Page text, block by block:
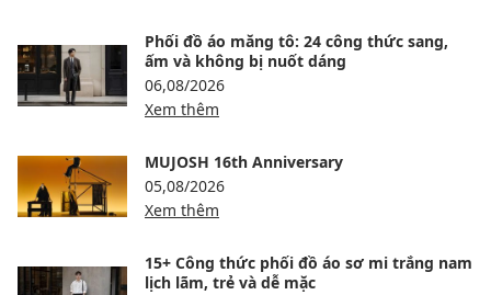
Phối đồ áo măng tô: 24 công thức sang,
ấm và không bị nuốt dáng
06,08/2026
Xem thêm
MUJOSH 16th Anniversary
05,08/2026
Xem thêm
15+ Công thức phối đồ áo sơ mi trắng nam
lịch lãm, trẻ và dễ mặc